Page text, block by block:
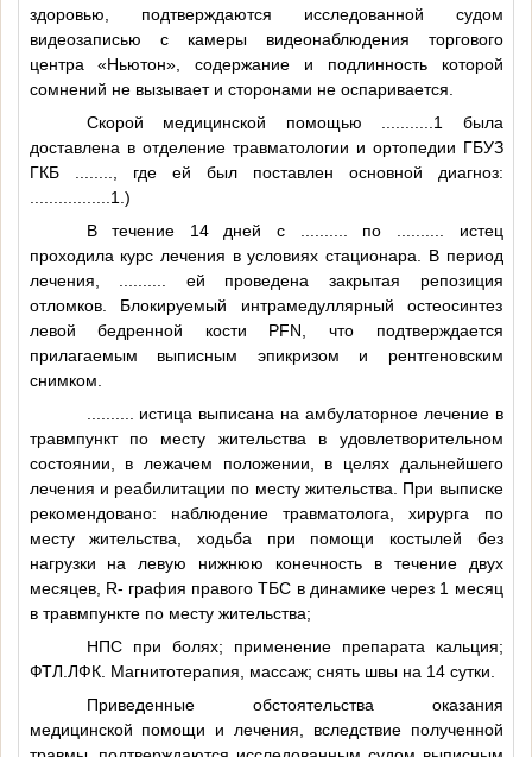
здоровью, подтверждаются исследованной судом
видеозаписью с камеры видеонаблюдения торгового
центра «Ньютон», содержание и подлинность которой
сомнений не вызывает и сторонами не оспаривается.
Скорой медицинской помощью
...........1
была
доставлена в отделение травматологии и ортопедии ГБУЗ
ГКБ
, где ей был поставлен основной диагноз:
.1.)
В течение 14 дней с
по
истец
проходила курс лечения в условиях стационара. В период
лечения,
ей проведена закрытая репозиция
отломков. Блокируемый интрамедуллярный остеосинтез
левой бедренной кости PFN, что подтверждается
прилагаемым выписным эпикризом и рентгеновским
снимком.
истица выписана на амбулаторное лечение в
травмпункт по месту жительства в удовлетворительном
состоянии, в лежачем положении, в целях дальнейшего
лечения и реабилитации по месту жительства. При выписке
рекомендовано: наблюдение травматолога, хирурга по
месту жительства, ходьба при помощи костылей без
нагрузки на левую нижнюю конечность в течение двух
месяцев, R- графия правого ТБС в динамике через 1 месяц
в травмпункте по месту жительства;
НПС при болях; применение препарата кальция;
ФТЛ.ЛФК. Магнитотерапия, массаж; снять швы на 14 сутки.
Приведенные обстоятельства оказания
медицинской помощи и лечения, вследствие полученной